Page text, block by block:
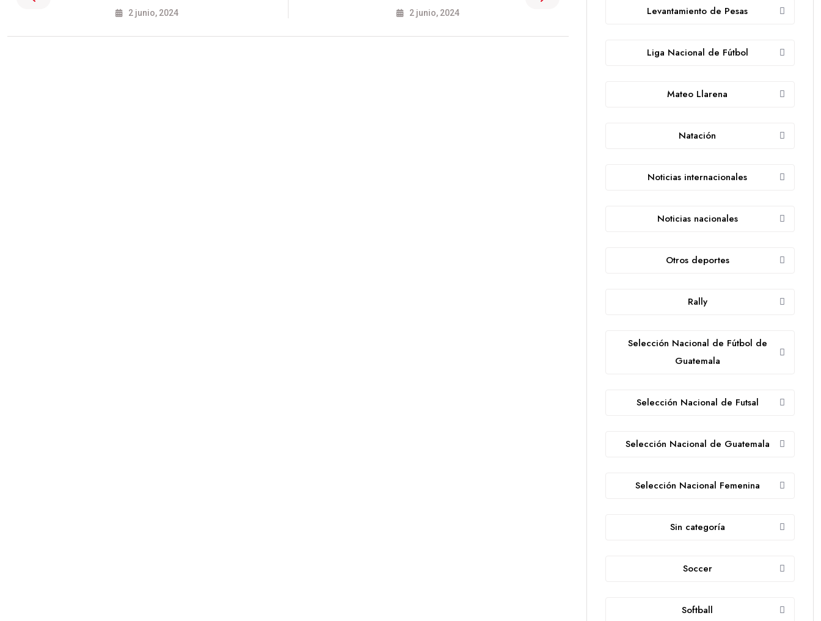
2 junio, 2024 2 junio, 2024 Levantamiento de Pesas
Liga Nacional de Fútbol
Mateo Llarena
Natación
Noticias internacionales
Noticias nacionales
Otros deportes
Rally
Selección Nacional de Fútbol de
Guatemala
Selección Nacional de Futsal
Selección Nacional de Guatemala
Selección Nacional Femenina
Sin categoría
Soccer
Softball